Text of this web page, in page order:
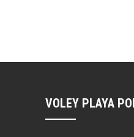
VOLEY PLAYA